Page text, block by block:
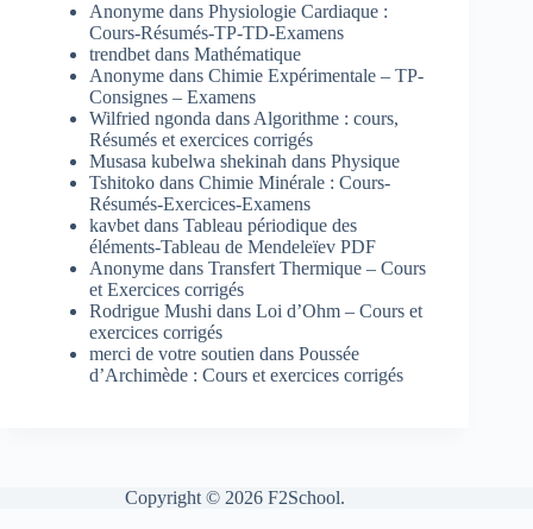
Anonyme dans Physiologie Cardiaque :
Cours-Résumés-TP-TD-Examens
trendbet dans Mathématique
Anonyme dans Chimie Expérimentale – TP-
Consignes – Examens
Wilfried ngonda dans Algorithme : cours,
Résumés et exercices corrigés
Musasa kubelwa shekinah dans Physique
Tshitoko dans Chimie Minérale : Cours-
Résumés-Exercices-Examens
kavbet dans Tableau périodique des
éléments-Tableau de Mendeleïev PDF
Anonyme dans Transfert Thermique – Cours
et Exercices corrigés
Rodrigue Mushi dans Loi d’Ohm – Cours et
exercices corrigés
merci de votre soutien dans Poussée
d’Archimède : Cours et exercices corrigés
Copyright © 2026 F2School.